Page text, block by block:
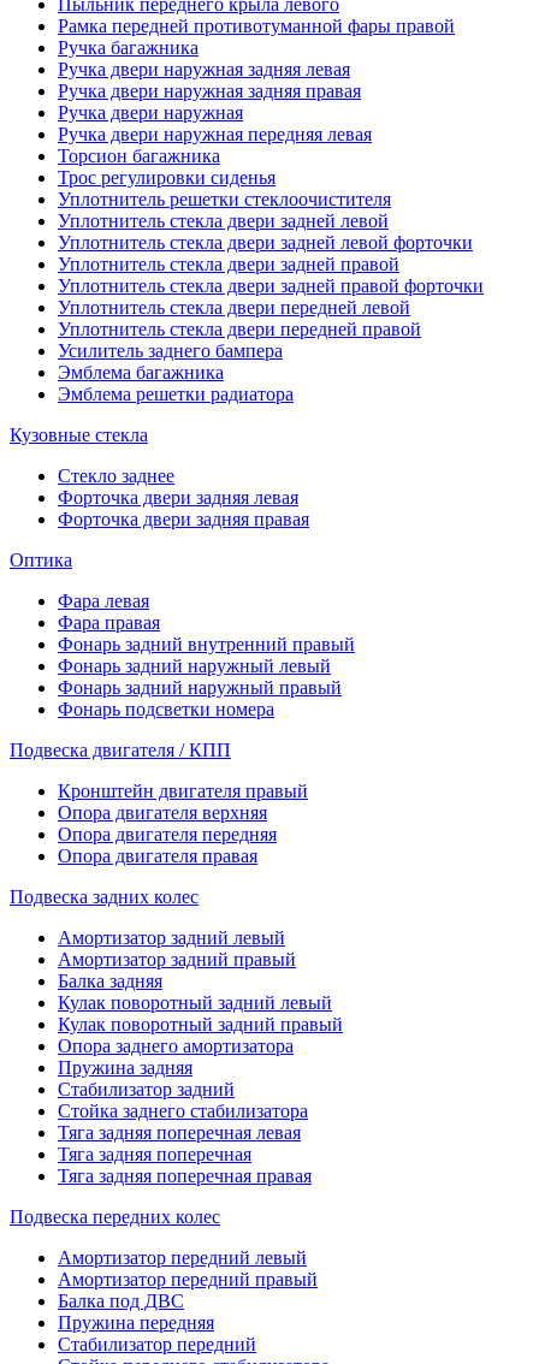
Рамка передней противотуманной фары правой
Ручка багажника
Ручка двери наружная задняя левая
Ручка двери наружная задняя правая
Ручка двери наружная
Ручка двери наружная передняя левая
Торсион багажника
Трос регулировки сиденья
Уплотнитель решетки стеклоочистителя
Уплотнитель стекла двери задней левой
Уплотнитель стекла двери задней левой форточки
Уплотнитель стекла двери задней правой
Уплотнитель стекла двери задней правой форточки
Уплотнитель стекла двери передней левой
Уплотнитель стекла двери передней правой
Усилитель заднего бампера
Эмблема багажника
Эмблема решетки радиатора
Кузовные стекла
Стекло заднее
Форточка двери задняя левая
Форточка двери задняя правая
Оптика
Фара левая
Фара правая
Фонарь задний внутренний правый
Фонарь задний наружный левый
Фонарь задний наружный правый
Фонарь подсветки номера
Подвеска двигателя / КПП
Кронштейн двигателя правый
Опора двигателя верхняя
Опора двигателя передняя
Опора двигателя правая
Подвеска задних колес
Амортизатор задний левый
Амортизатор задний правый
Балка задняя
Кулак поворотный задний левый
Кулак поворотный задний правый
Опора заднего амортизатора
Пружина задняя
Стабилизатор задний
Стойка заднего стабилизатора
Тяга задняя поперечная левая
Тяга задняя поперечная
Тяга задняя поперечная правая
Подвеска передних колес
Амортизатор передний левый
Амортизатор передний правый
Балка под ДВС
Пружина передняя
Стабилизатор передний